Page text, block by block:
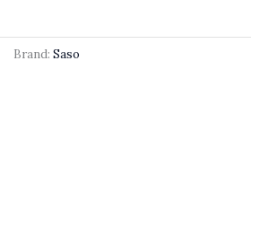
Brand: Saso